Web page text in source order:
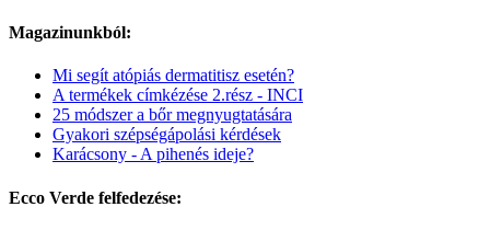
Magazinunkból:
Mi segít atópiás dermatitisz esetén?
A termékek címkézése 2.rész - INCI
25 módszer a bőr megnyugtatására
Gyakori szépségápolási kérdések
Karácsony - A pihenés ideje?
Ecco Verde felfedezése: